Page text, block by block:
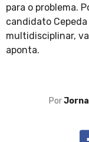
para o problema.
candidato
multidisciplinar,
aponta.
Por